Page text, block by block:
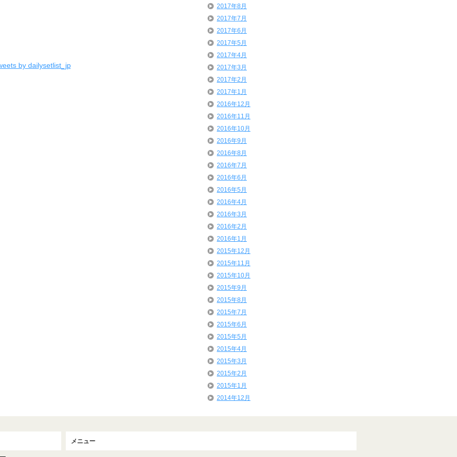
by dailysetlist_jp
2017年8月
2017年7月
2017年6月
2017年5月
2017年4月
2017年3月
2017年2月
2017年1月
2016年12月
2016年11月
2016年10月
2016年9月
2016年8月
2016年7月
2016年6月
2016年5月
2016年4月
2016年3月
2016年2月
2016年1月
2015年12月
2015年11月
2015年10月
2015年9月
2015年8月
2015年7月
2015年6月
2015年5月
2015年4月
2015年3月
2015年2月
2015年1月
2014年12月
メニュー